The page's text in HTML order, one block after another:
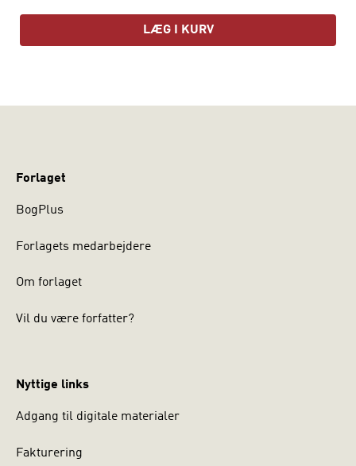
LÆG I KURV
Forlaget
BogPlus
Forlagets medarbejdere
Om forlaget
Vil du være forfatter?
Nyttige links
Adgang til digitale materialer
Fakturering